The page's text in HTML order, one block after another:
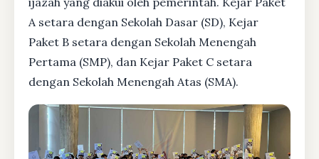
A setara dengan Sekolah Dasar (SD), Kejar
Paket B setara dengan Sekolah Menengah
Pertama (SMP), dan Kejar Paket C setara
dengan Sekolah Menengah Atas (SMA).